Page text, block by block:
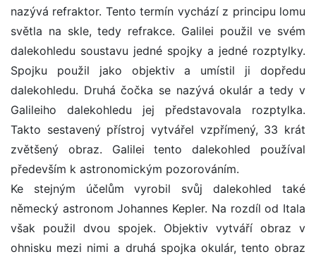
nazývá refraktor. Tento termín vychází z principu lomu
světla na skle, tedy refrakce. Galilei použil ve svém
dalekohledu soustavu jedné spojky a jedné rozptylky.
Spojku použil jako objektiv a umístil ji dopředu
dalekohledu. Druhá čočka se nazývá okulár a tedy v
Galileiho dalekohledu jej představovala rozptylka.
Takto sestavený přístroj vytvářel vzpřímený, 33 krát
zvětšený obraz. Galilei tento dalekohled používal
především k astronomickým pozorováním.
Ke stejným účelům vyrobil svůj dalekohled také
německý astronom Johannes Kepler. Na rozdíl od Itala
však použil dvou spojek. Objektiv vytváří obraz v
ohnisku mezi nimi a druhá spojka okulár, tento obraz